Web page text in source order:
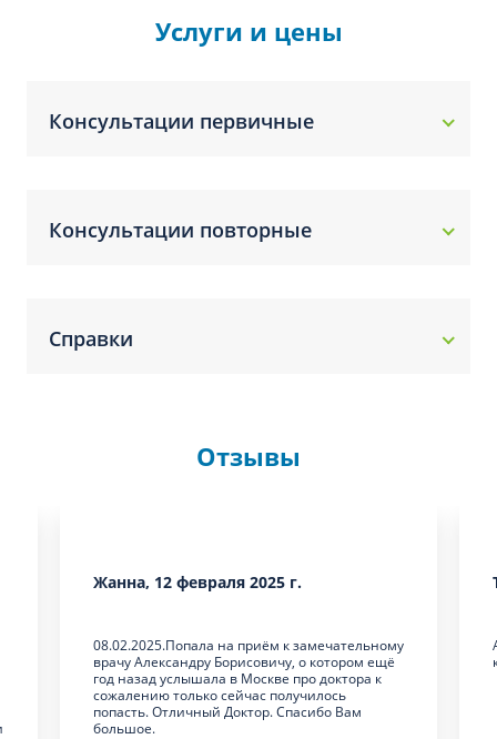
Услуги и цены
Консультации первичные
Консультации повторные
Справки
Отзывы
Жанна, 12 февраля 2025 г.
08.02.2025.Попала на приём к замечательному
врачу Александру Борисовичу, о котором ещё
год назад услышала в Москве про доктора к
сожалению только сейчас получилось
попасть. Отличный Доктор. Спасибо Вам
большое.